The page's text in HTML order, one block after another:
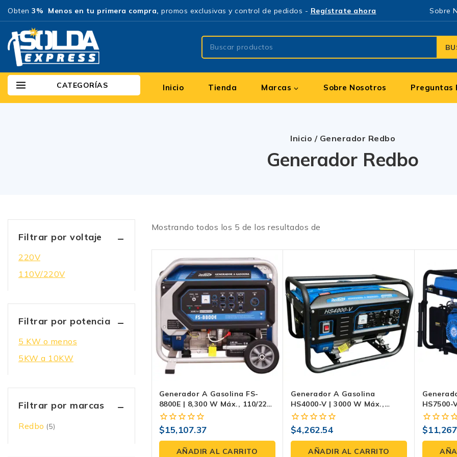
Obten 3% Menos en tu primera compra, promos exclusivas y control de pedidos - Regístrate ahora Sobre
CATEGORÍAS Inicio Tienda Marcas Sobre Nosotros Preguntas
Inicio / Generador Redbo
Generador Redbo
Mostrando todos los 5 de los resultados de
Generador A Gasolina FS-
8800E | 8,300 W Máx., 110/220
V, Arranque Eléctrico Y
Tanque 25 L
0
fuera
$15,107.37
AÑADIR AL CARRITO
Generador A Gasolina
HS4000-V | 3000 W Máx.,
110/220 V Bifásico, 7 HP Y
Tanque De 15 L
0
fuera
$4,262.54
AÑADIR AL CARRITO
HS7500-
110/220
Tanque
0
fuera
$
Filtrar por voltaje
220V
110V/220V
Filtrar por potencia
5 KW o menos
5KW a 10KW
Filtrar por marcas
Redbo (5)